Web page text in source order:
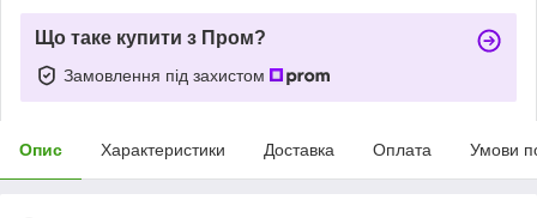
Що таке купити з Пром?
Замовлення під захистом
Опис Характеристики Доставка Оплата Умови